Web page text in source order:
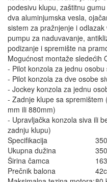
podesivu klupu, zaštitnu
dva aluminjumska vesla,
sistem za pražnjenje i
pumpu za naduvavanje,
podizanje i spremište na
Mogućnost montaže sledećih
- Pilot konzola za jednu osobu
- Pilot konzola za dve osobe
- Jockey konzola za jednu
- Zadnje klupe sa
mm ili 880mm)
- Upravljačka konzola siva ili
zadnju klupu)
Specifikacija
Ukupna dužina
Širina čamca
Prečnik balona